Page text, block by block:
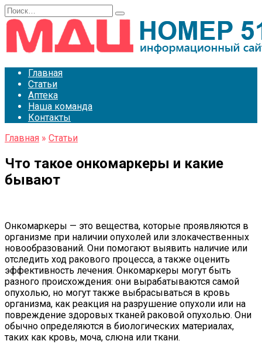
Перейти
к
содержанию
Search
for:
Главная
Статьи
Аптека
Наша команда
Контакты
Главная » Статьи
Что такое онкомаркеры и какие
бывают
Онкомаркеры — это вещества, которые проявляются в
организме при наличии опухолей или злокачественных
новообразований. Они помогают выявить наличие или
отследить ход ракового процесса, а также оценить
эффективность лечения. Онкомаркеры могут быть
разного происхождения: они вырабатываются самой
опухолью, но могут также выбрасываться в кровь
организма, как реакция на разрушение опухоли или на
повреждение здоровых тканей раковой опухолью. Они
обычно определяются в биологических материалах,
таких как кровь, моча, слюна или ткани.